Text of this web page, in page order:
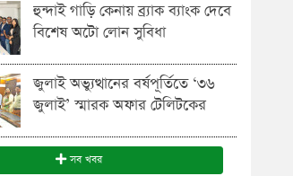
হুন্দাই গাড়ি কেনায় ব্র্যাক ব্যাংক দেবে
বিশেষ অটো লোন সুবিধা
জুলাই অভ্যুত্থানের বর্ষপূর্তিতে ‘৩৬
জুলাই’ স্মারক অফার টেলিটকের
সব খবর